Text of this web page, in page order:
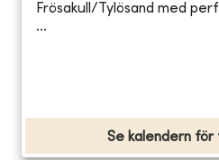
Frösakull/Tylösand med
...
Se kalendern för